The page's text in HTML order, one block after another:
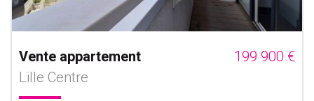
Vente appartement
199 900 €
Lille Centre